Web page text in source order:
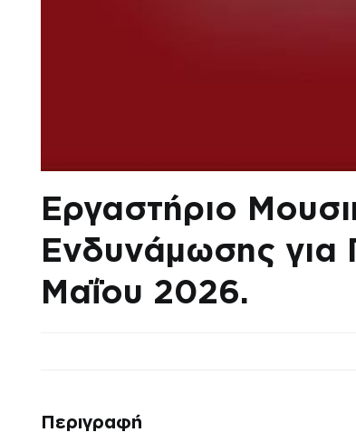
Εργαστήριο
Ενδυνάμωσης για
Μαΐου 2026.
Περιγραφή